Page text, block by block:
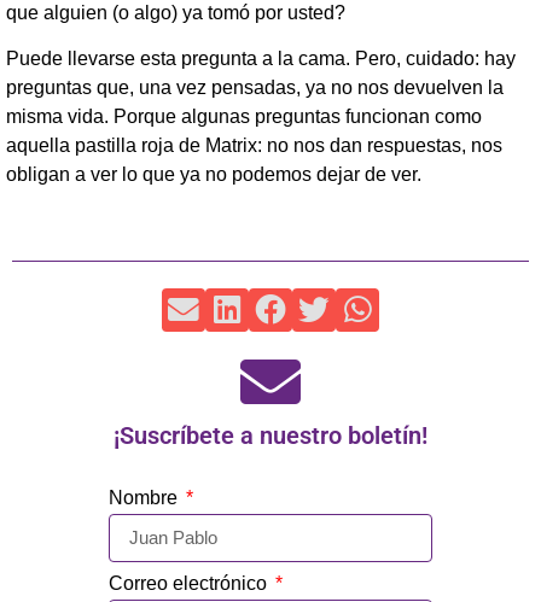
que alguien (o algo) ya tomó por usted?
Puede llevarse esta pregunta a la cama. Pero, cuidado: hay
preguntas que, una vez pensadas, ya no nos devuelven la
misma vida. Porque algunas preguntas funcionan como
aquella pastilla roja de Matrix: no nos dan respuestas, nos
obligan a ver lo que ya no podemos dejar de ver.
¡Suscríbete a nuestro boletín!
Nombre
Correo electrónico